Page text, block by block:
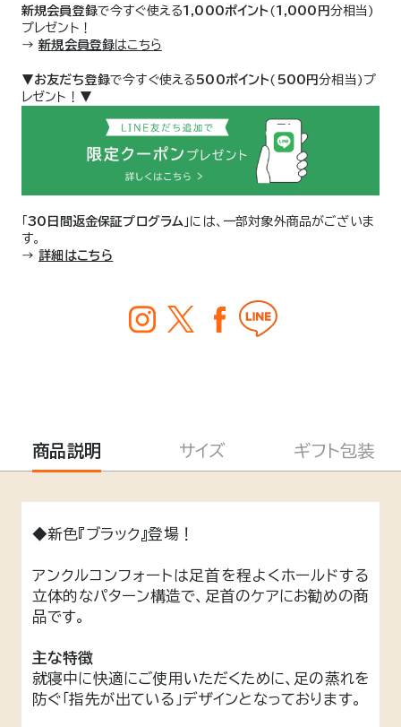
新規会員登録で今すぐ使える1,000ポイント( 1,000円 分相当)
プレゼント！
→新規会員登録はこちら
▼お友だち登録で今すぐ使える500ポイント( 500円分相当)プ
レゼント！▼
「30日間返金保証プログラム 」には、一部対象外商品がございま
す。
→詳細はこちら
商品説明
◆新色『ブラック』登場！
アンクルコンフォートは足首を程よくホールドする
立体的なパターン構造で、足首のケアにお勧めの商
品です。
主な特徴
就寝中に快適にご使用いただくために、足の蒸れを
防ぐ「指先が出ている」デザインとなっております。
サイズ ギフト包装